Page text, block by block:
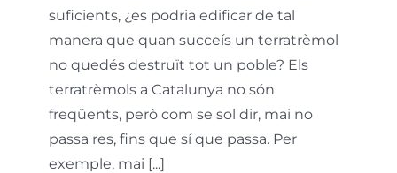
suficients, ¿es podria edificar de tal
manera que quan succeís un terratrèmol
no quedés destruït tot un poble? Els
terratrèmols a Catalunya no són
freqüents, però com se sol dir, mai no
passa res, fins que sí que passa. Per
exemple, mai [...]